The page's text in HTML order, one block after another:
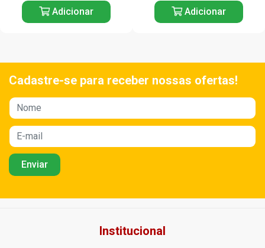
Adicionar Adicionar
Cadastre-se para receber nossas ofertas!
Institucional